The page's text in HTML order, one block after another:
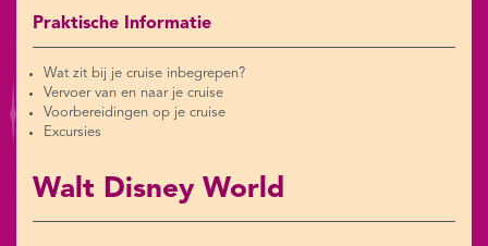
Praktische Informatie
Wat zit bij je cruise inbegrepen?
Vervoer van en naar je cruise
Voorbereidingen op je cruise
Excursies
Walt Disney World